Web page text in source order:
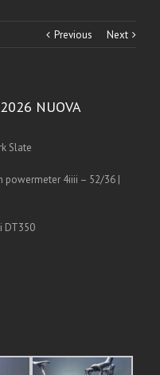
Previous Next
NUOVA
Slate
powermeter 4iiii – 52/36 |
DT350